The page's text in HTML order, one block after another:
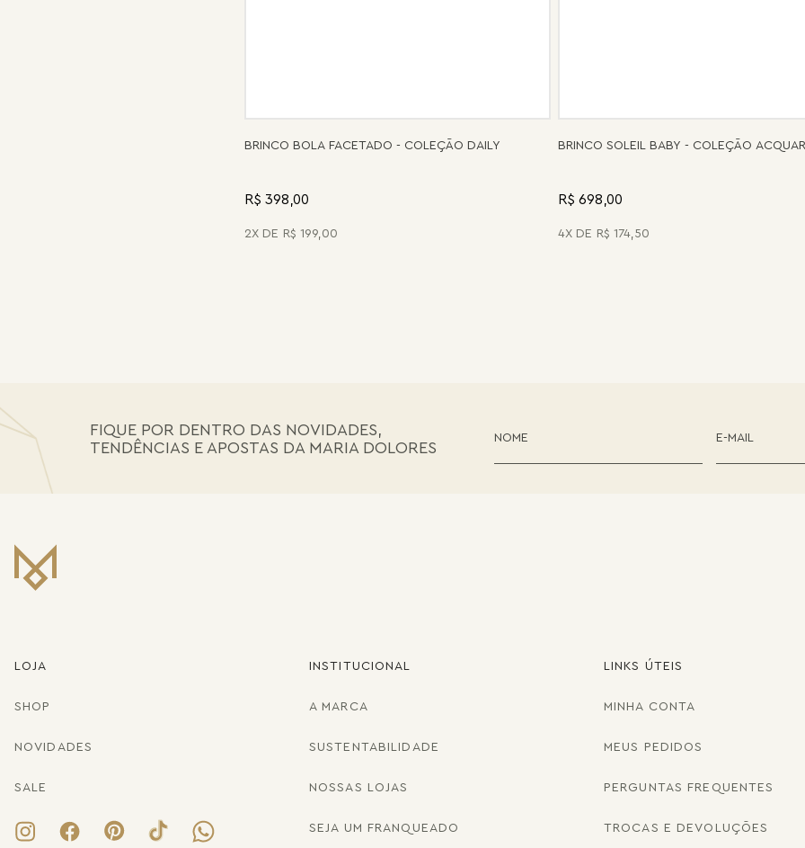
BRINCO BOLA FACETADO - COLEÇÃO DAILY
R$ 398,00
2 R$ 199,00
BRINCO SOLEIL BABY - COLEÇÃO
R$ 698,00
4 R$ 174,50
FIQUE POR DENTRO DAS NOVIDADES,
TENDÊNCIAS E APOSTAS DA MARIA DOLORES
LOJA
SHOP
NOVIDADES
SALE
INSTITUCIONAL
A MARCA
SUSTENTABILIDADE
NOSSAS LOJAS
SEJA UM FRANQUEADO
LINKS ÚTEIS
MINHA CONTA
MEUS PEDIDOS
PERGUNTAS FREQUENTES
TROCAS E DEVOLUÇÕES